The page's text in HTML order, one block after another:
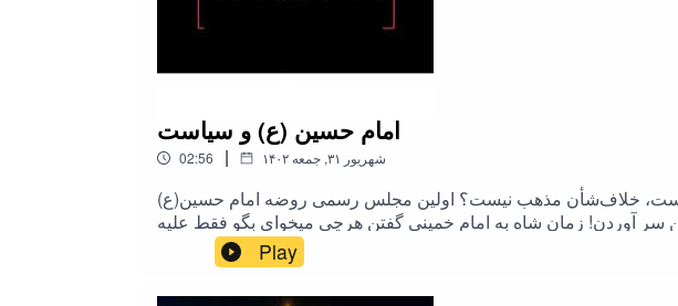
امام حسین (ع) و سیاست
02:56 | ۱۴۰۲ شهریور ۳۱, جمعه
سیاست، خلاف‌شأن مذهب نیست؟ اولین مجلس رسمی روضه امام حسین(ع)
سر آوردن! زمان شاه به امام خمینی گفتن هرچی میخوای بگو فقط علیه
صوتی را با یکی از دوستاتون هم به اشتراک بگذارید.مأخذ ویدیویی این
فایل صوتی در پیام رسان ایتا:@rahimpoor_azghadi#طرحی_برای_فردا #رحیم_پور_ازغدی #اسلام #محرم #امام_حسین #عاشورا #کربلا #انقلاب #امام_خمینی
#سیاست
Play